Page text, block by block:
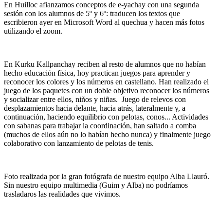
En Huilloc afianzamos conceptos de e-yachay con una segunda
sesión con los alumnos de 5º y 6º: traducen los textos que
escribieron ayer en Microsoft Word al quechua y hacen más fotos
utilizando el zoom.
En Kurku Kallpanchay reciben al resto de alumnos que no habían
hecho educación física, hoy practican juegos para aprender y
reconocer los colores y los números en castellano. Han realizado el
juego de los paquetes con un doble objetivo reconocer los números
y socializar entre ellos, niños y niñas. Juego de relevos con
desplazamientos hacia delante, hacia atrás, lateralmente y, a
continuación, haciendo equilibrio con pelotas, conos... Actividades
con sabanas para trabajar la coordinación, han saltado a comba
(muchos de ellos aún no lo habían hecho nunca) y finalmente juego
colaborativo con lanzamiento de pelotas de tenis.
Foto realizada por la gran fotógrafa de nuestro equipo Alba Llauró.
Sin nuestro equipo multimedia (Guim y Alba) no podríamos
trasladaros las realidades que vivimos.